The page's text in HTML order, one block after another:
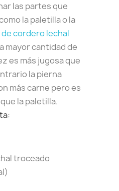
las partes que
la paletilla o la
cordero lechal
mayor cantidad de
es más jugosa que
la pierna
más carne pero es
la paletilla.
:
troceado